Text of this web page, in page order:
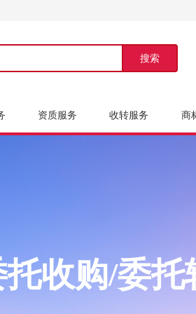
搜索
资质服务 收转服务 商
收购/委托